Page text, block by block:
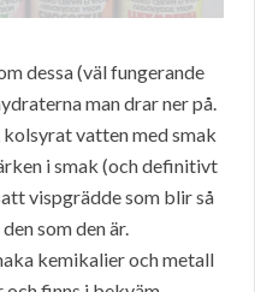
dessa (väl fungerande
man drar ner på.
vatten med smak
i smak (och definitivt
vispgrädde som blir så
som den är.
kemikalier och metall